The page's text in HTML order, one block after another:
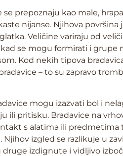
se prepoznaju kao male,
nijanse. Njihova površina
Veličine variraju od
se mogu formirati i grupe
Kod nekih tipova
– to su zapravo
mogu izazvati bol i
ili pritisku. Bradavice na
s alatima ili
izgled se razlikuje u
izdignute i vidljivo